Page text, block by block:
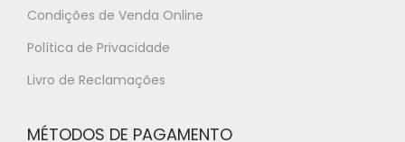
Condições de Venda Online
Política de Privacidade
Livro de Reclamações
MÉTODOS DE PAGAMENTO